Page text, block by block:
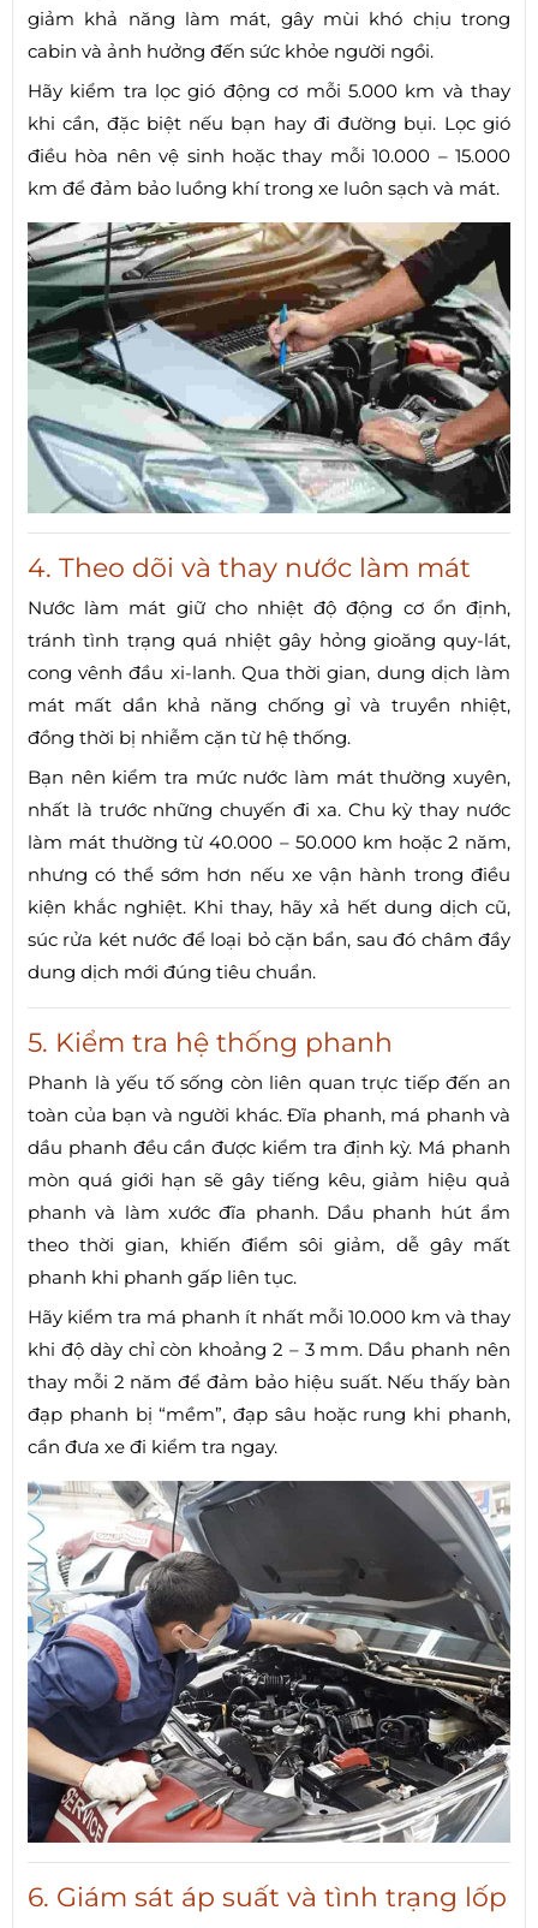
giảm khả năng làm mát, gây mùi khó chịu trong
cabin và ảnh hưởng đến sức khỏe người ngồi.
Hãy kiểm tra lọc gió động cơ mỗi 5.000 km và thay
khi cần, đặc biệt nếu bạn hay đi đường bụi. Lọc gió
điều hòa nên vệ sinh hoặc thay mỗi 10.000 – 15.000
km để đảm bảo luồng khí trong xe luôn sạch và mát.
4. Theo dõi và thay nước làm mát
Nước làm mát giữ cho nhiệt độ động cơ ổn định,
tránh tình trạng quá nhiệt gây hỏng gioăng quy-lát,
cong vênh đầu xi-lanh. Qua thời gian, dung dịch làm
mát mất dần khả năng chống gỉ và truyền nhiệt,
đồng thời bị nhiễm cặn từ hệ thống.
Bạn nên kiểm tra mức nước làm mát thường xuyên,
nhất là trước những chuyến đi xa. Chu kỳ thay nước
làm mát thường từ 40.000 – 50.000 km hoặc 2 năm,
nhưng có thể sớm hơn nếu xe vận hành trong điều
kiện khắc nghiệt. Khi thay, hãy xả hết dung dịch cũ,
súc rửa két nước để loại bỏ cặn bẩn, sau đó châm đầy
dung dịch mới đúng tiêu chuẩn.
5. Kiểm tra hệ thống phanh
Phanh là yếu tố sống còn liên quan trực tiếp đến an
toàn của bạn và người khác. Đĩa phanh, má phanh và
dầu phanh đều cần được kiểm tra định kỳ. Má phanh
mòn quá giới hạn sẽ gây tiếng kêu, giảm hiệu quả
phanh và làm xước đĩa phanh. Dầu phanh hút ẩm
theo thời gian, khiến điểm sôi giảm, dễ gây mất
phanh khi phanh gấp liên tục.
Hãy kiểm tra má phanh ít nhất mỗi 10.000 km và thay
khi độ dày chỉ còn khoảng 2 – 3 mm. Dầu phanh nên
thay mỗi 2 năm để đảm bảo hiệu suất. Nếu thấy bàn
đạp phanh bị “mềm”, đạp sâu hoặc rung khi phanh,
cần đưa xe đi kiểm tra ngay.
6. Giám sát áp suất và tình trạng lốp